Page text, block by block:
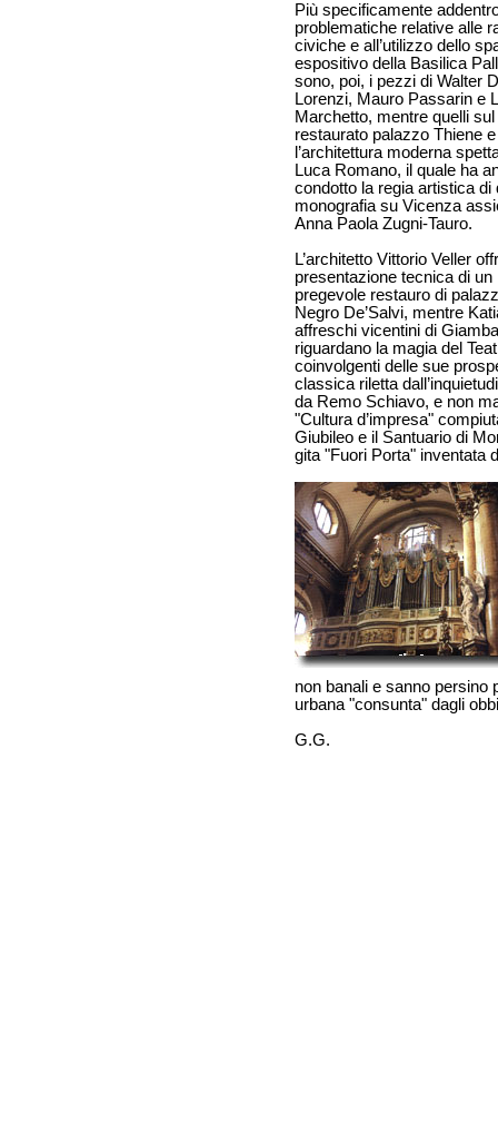
Più specificamente
problematiche relative alle
civiche e all’utilizzo dello
espositivo della Basilica
sono, poi, i pezzi di Walter
Lorenzi, Mauro Passarin e
Marchetto, mentre quelli sul
restaurato palazzo Thiene e
l’architettura moderna
Luca Romano, il quale ha
condotto la regia artistica di
monografia su Vicenza
Anna Paola Zugni-Tauro.
L’architetto Vittorio Veller
presentazione tecnica di un
pregevole restauro di
Negro De’Salvi, mentre
affreschi vicentini di
riguardano la magia del
coinvolgenti delle sue
classica riletta
da Remo Schiavo, e non
"Cultura d’impresa"
Giubileo e il Santuario di
gita "Fuori Porta" inventata
non banali e sanno persino
urbana "consunta" dagli
G.G.